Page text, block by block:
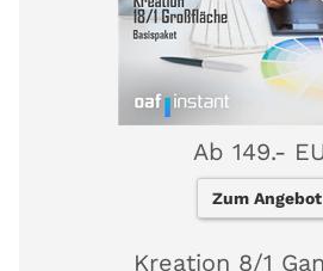
Ab 149.-
Zum Angebot
Kreation 8/1